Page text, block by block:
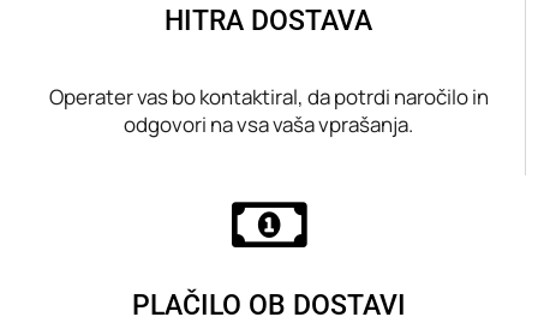
HITRA DOSTAVA
Operater vas bo kontaktiral, da potrdi naročilo in
odgovori na vsa vaša vprašanja.
PLAČILO OB DOSTAVI